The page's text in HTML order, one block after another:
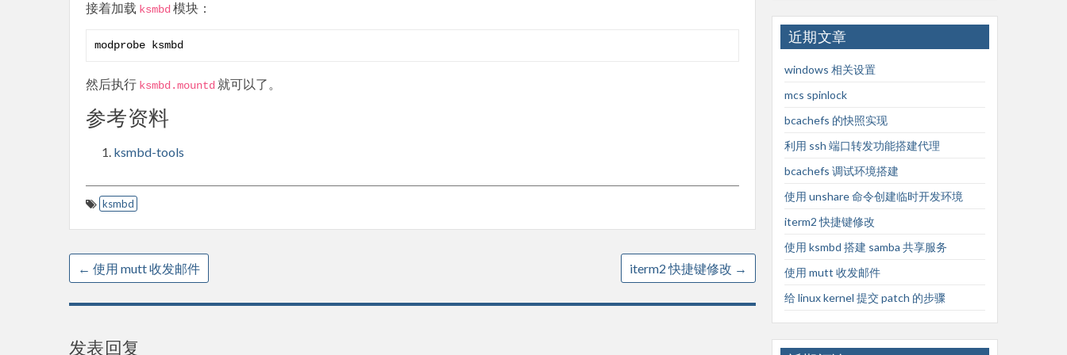
接着加载 ksmbd 模块：
modprobe ksmbd
然后执行 ksmbd .mountd 就可以了。
参考资料
ksmbd-tools
ksmbd
← 使用 mutt 收发邮件 iterm2 快捷键修改 →
发表回复
近期文章
windows 相关设置
mcs spinlock
bcachefs 的快照实现
利用 ssh 端口转发功能搭建代理
bcachefs 调试环境搭建
使用 unshare 命令创建临时开发环境
iterm2 快捷键修改
使用 ksmbd 搭建 samba 共享服务
使用 mutt 收发邮件
给 linux kernel 提交 patch 的步骤